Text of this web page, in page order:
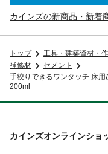
カインズの新商品・新着
トップ 工具・建築資材・
補修材
セメント
手絞りできるワンタッチ 床
200ml
カインズオンラインショ